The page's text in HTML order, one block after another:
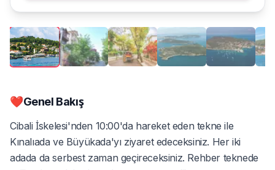
❤️Genel Bakış
Cibali İskelesi'nden 10:00'da hareket eden tekne ile
Kınalıada ve Büyükada'yı ziyaret edeceksiniz. Her iki
adada da serbest zaman geçireceksiniz. Rehber teknede